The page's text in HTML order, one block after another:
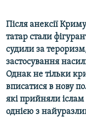
Після анексії
татар стали
судили за
застосування
Однак не тільки
вписатися в нову
які прийняли
однією з